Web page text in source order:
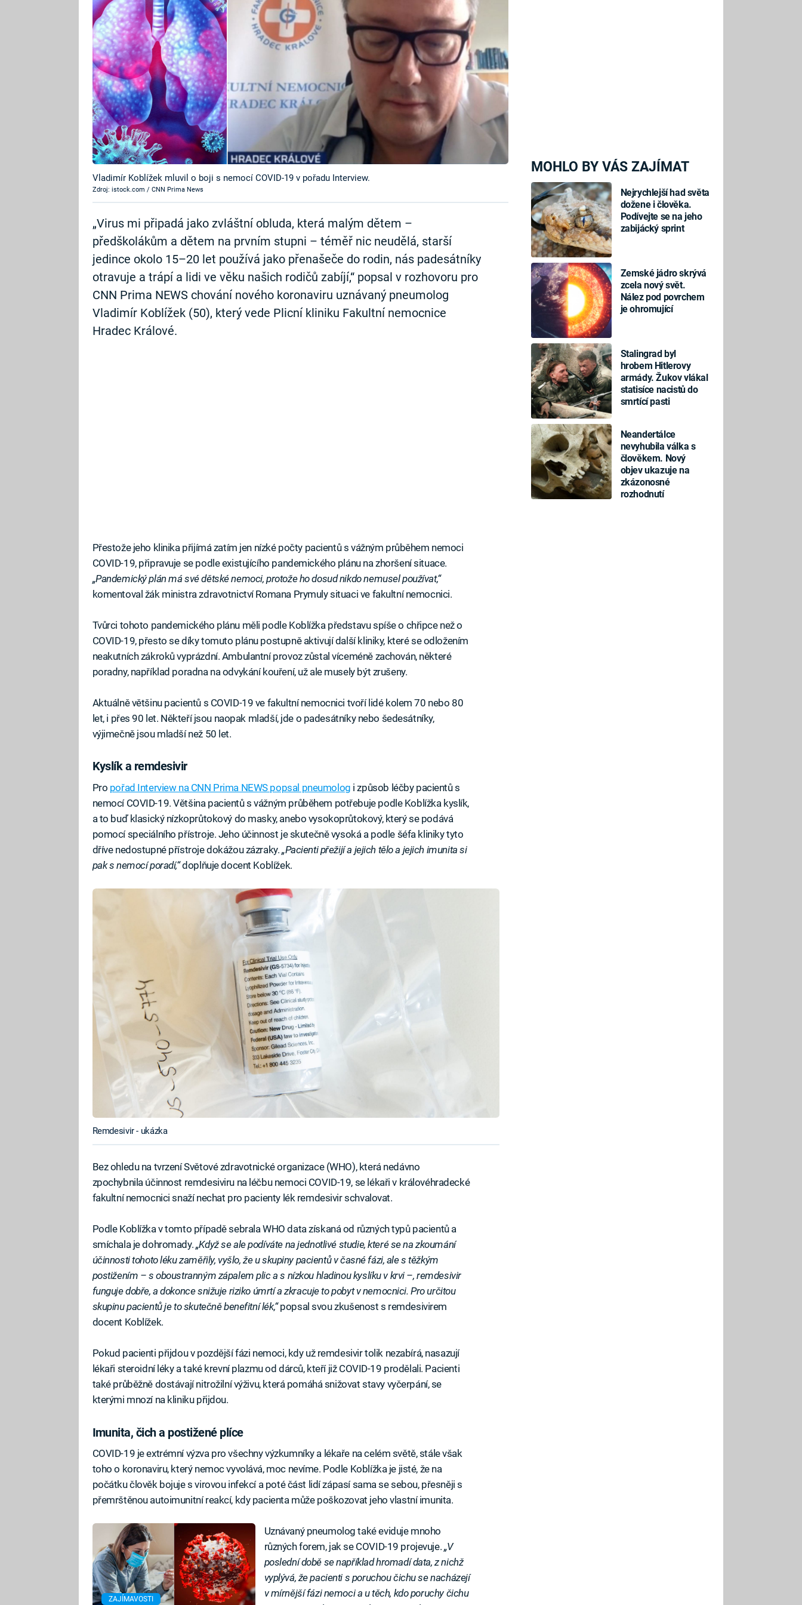
MOHLO BY VÁS ZAJÍMAT
Nejrychlejší had světa
dožene i člověka.
Podívejte se na jeho
zabijácký sprint
Zemské jádro skrývá
zcela nový svět.
Nález pod povrchem
je ohromující
Stalingrad byl
hrobem Hitlerovy
armády. Žukov vlákal
statisíce nacistů do
smrtící pasti
Neandertálce
nevyhubila válka s
člověkem. Nový
objev ukazuje na
zkázonosné
rozhodnutí
Vladimír Koblížek mluvil o boji s nemocí COVID-19 v pořadu Interview.
Zdroj: istock.com / CNN Prima News
„Virus mi připadá jako zvláštní obluda, která malým dětem –
předškolákům a dětem na prvním stupni – téměř nic neudělá, starší
jedince okolo 15–20 let používá jako přenašeče do rodin, nás padesátníky
otravuje a trápí a lidi ve věku našich rodičů zabíjí,“ popsal v rozhovoru pro
CNN Prima NEWS chování nového koronaviru uznávaný pneumolog
Vladimír Koblížek (50), který vede Plicní kliniku Fakultní nemocnice
Hradec Králové.
Přestože jeho klinika přijímá zatím jen nízké počty pacientů s vážným průběhem nemoci
COVID-19, připravuje se podle existujícího pandemického plánu na zhoršení situace.
„Pandemický plán má své dětské nemoci, protože ho dosud nikdo nemusel používat,“
komentoval žák ministra zdravotnictví Romana Prymuly situaci ve fakultní nemocnici.
Tvůrci tohoto pandemického plánu měli podle Koblížka představu spíše o chřipce než o
COVID-19, přesto se díky tomuto plánu postupně aktivují další kliniky, které se odložením
neakutních zákroků vyprázdní. Ambulantní provoz zůstal víceméně zachován, některé
poradny, například poradna na odvykání kouření, už ale musely být zrušeny.
Aktuálně většinu pacientů s COVID-19 ve fakultní nemocnici tvoří lidé kolem 70 nebo 80
let, i přes 90 let. Někteří jsou naopak mladší, jde o padesátníky nebo šedesátníky,
výjimečně jsou mladší než 50 let.
Kyslík a remdesivir
Pro pořad Interview na CNN Prima NEWS popsal pneumolog i způsob léčby pacientů s
nemocí COVID-19. Většina pacientů s vážným průběhem potřebuje podle Koblížka kyslík,
a to buď klasický nízkoprůtokový do masky, anebo vysokoprůtokový, který se podává
pomocí speciálního přístroje. Jeho účinnost je skutečně vysoká a podle šéfa kliniky tyto
dříve nedostupné přístroje dokážou zázraky. „Pacienti přežijí a jejich tělo a jejich imunita si
pak s nemocí poradí,“doplňuje docent Koblížek.
Remdesivir - ukázka
Bez ohledu na tvrzení Světové zdravotnické organizace (WHO), která nedávno
zpochybnila účinnost remdesiviru na léčbu nemoci COVID-19, se lékaři v královéhradecké
fakultní nemocnici snaží nechat pro pacienty lék remdesivir schvalovat.
Podle Koblížka v tomto případě sebrala WHO data získaná od různých typů pacientů a
smíchala je dohromady. „Když se ale podíváte na jednotlivé studie, které se na zkoumání
účinnosti tohoto léku zaměřily, vyšlo, že u skupiny pacientů v časné fázi, ale s těžkým
postižením – s oboustranným zápalem plic a s nízkou hladinou kyslíku v krvi –, remdesivir
funguje dobře, a dokonce snižuje riziko úmrtí a zkracuje to pobyt v nemocnici. Pro určitou
skupinu pacientů je to skutečně benefitní lék,“popsal svou zkušenost s remdesivirem
docent Koblížek.
Pokud pacienti přijdou v pozdější fázi nemoci, kdy už remdesivir tolik nezabírá, nasazují
lékaři steroidní léky a také krevní plazmu od dárců, kteří již COVID-19 prodělali. Pacienti
také průběžně dostávají nitrožilní výživu, která pomáhá snižovat stavy vyčerpání, se
kterými mnozí na kliniku přijdou.
Imunita, čich a postižené plíce
COVID-19 je extrémní výzva pro všechny výzkumníky a lékaře na celém světě, stále však
toho o koronaviru, který nemoc vyvolává, moc nevíme. Podle Koblížka je jisté, že na
počátku člověk bojuje s virovou infekcí a poté část lidí zápasí sama se sebou, přesněji s
přemrštěnou autoimunitní reakcí, kdy pacienta může poškozovat jeho vlastní imunita.
ZAJÍMAVOSTI
Uznávaný pneumolog také eviduje mnoho
různých forem, jak se COVID-19 projevuje. „V
poslední době se například hromadí data, z nichž
vyplývá, že pacienti s poruchou čichu se nacházejí
v mírnější fázi nemoci a u těch, kdo poruchy čichu